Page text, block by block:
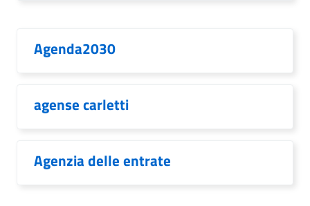
Agenda2030
agense carletti
Agenzia delle entrate